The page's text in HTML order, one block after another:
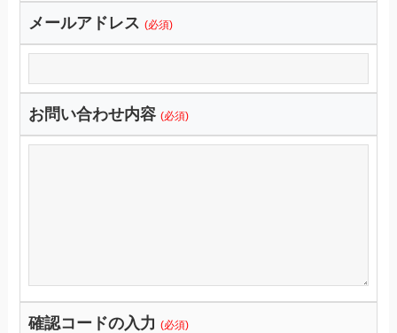
メールアドレス (必須)
お問い合わせ内容 (必須)
確認コードの入力(必須)